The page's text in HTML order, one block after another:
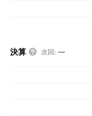
決算 次回: —